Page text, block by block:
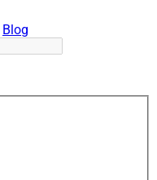
Blog